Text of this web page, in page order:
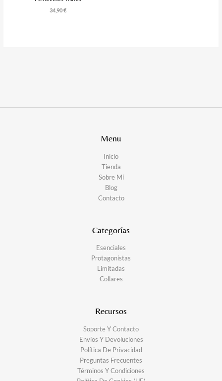
34,90€
Menu
Inicio
Tienda
Sobre Mí
Blog
Contacto
Categorías
Esenciales
Protagonistas
Limitadas
Collares
Recursos
Soporte Y Contacto
Envíos Y Devoluciones
Política De Privacidad
Preguntas Frecuentes
Términos Y Condiciones